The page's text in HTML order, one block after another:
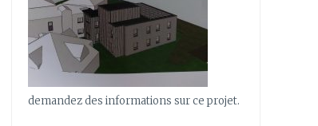
demandez des informations sur ce projet.